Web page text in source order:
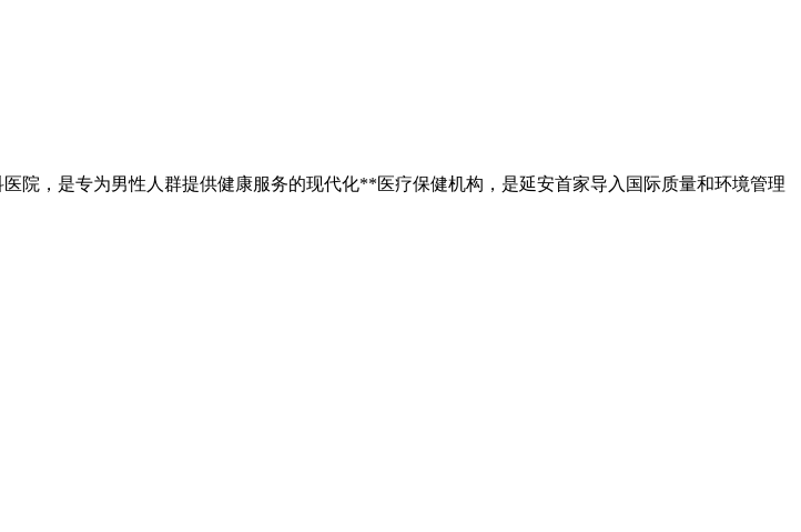
院，是专为男性人群提供健康服务的现代化**医疗保健机构，是延安首家导入国际质量和环境管理